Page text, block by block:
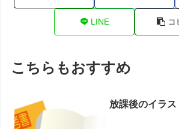
LINE コ
こちらもおすすめ
放課後のイラ